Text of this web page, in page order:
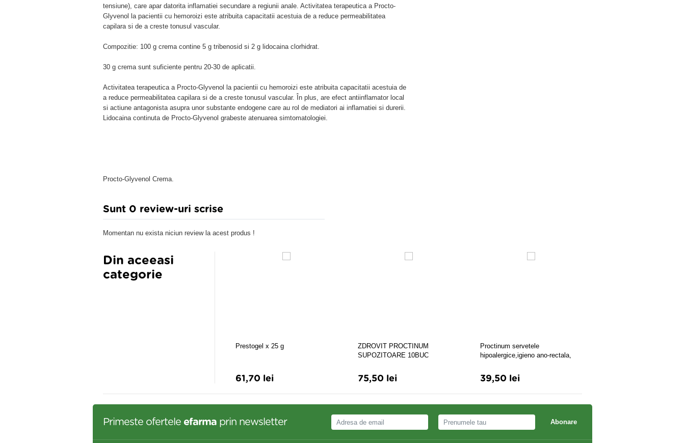
tensiune), care apar datorita inflamatiei secundare a regiunii anale. Activitatea terapeutica a Procto-
Glyvenol la pacientii cu hemoroizi este atribuita capacitatii acestuia de a reduce permeabilitatea
capilara si de a creste tonusul vascular.
Compozitie: 100 g crema contine 5 g tribenosid si 2 g lidocaina clorhidrat.
30 g crema sunt suficiente pentru 20-30 de aplicatii.
Activitatea terapeutica a Procto-Glyvenol la pacientii cu hemoroizi este atribuita capacitatii acestuia de
a reduce permeabilitatea capilara si de a creste tonusul vascular. În plus, are efect antiinflamator local
si actiune antagonista asupra unor substante endogene care au rol de mediatori ai inflamatiei si durerii.
Lidocaina continuta de Procto-Glyvenol grabeste atenuarea simtomatologiei.
Procto-Glyvenol Crema.
Sunt 0 review-uri scrise
Momentan nu exista niciun review la acest produs !
Din aceeasi
categorie
Prestogel x 25 g
61,70 lei
ZDROVIT PROCTINUM
SUPOZITOARE 10BUC
75,50 lei
Proctinum servetele
hipoalergice,igieno ano-rectala,
39,50 lei
Primeste ofertele efarma prin newsletter Abonare